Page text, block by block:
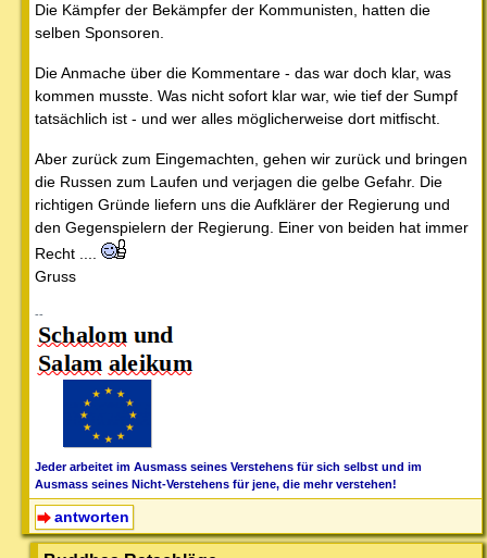
Die Kämpfer der Bekämpfer der Kommunisten, hatten die
selben Sponsoren.
Die Anmache über die Kommentare - das war doch klar, was
kommen musste. Was nicht sofort klar war, wie tief der Sumpf
tatsächlich ist - und wer alles möglicherweise dort mitfischt.
Aber zurück zum Eingemachten, gehen wir zurück und bringen
die Russen zum Laufen und verjagen die gelbe Gefahr. Die
richtigen Gründe liefern uns die Aufklärer der Regierung und
den Gegenspielern der Regierung. Einer von beiden hat immer
Recht ....
Gruss
--
Jeder arbeitet im Ausmass seines Verstehens für sich selbst und im
Ausmass seines Nicht-Verstehens für jene, die mehr verstehen!
antworten